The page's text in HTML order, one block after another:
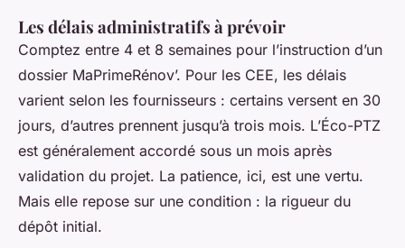
Les délais administratifs à prévoir
Comptez entre 4 et 8 semaines pour l’instruction d’un
dossier MaPrimeRénov’. Pour les CEE, les délais
varient selon les fournisseurs : certains versent en 30
jours, d’autres prennent jusqu’à trois mois. L’Éco-PTZ
est généralement accordé sous un mois après
validation du projet. La patience, ici, est une vertu.
Mais elle repose sur une condition : la rigueur du
dépôt initial.